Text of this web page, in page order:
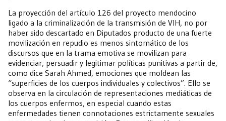
La proyección del artículo 126 del proyecto mendocino
ligado a la criminalización de la transmisión de VIH, no por
haber sido descartado en Diputados producto de una fuerte
movilización en repudio es menos sintomático de los
discursos que en la trama emotiva se movilizan para
evidenciar, persuadir y legitimar políticas punitivas a partir de,
como dice Sarah Ahmed, emociones que moldean las
“superficies de los cuerpos individuales y colectivos”. Ello se
observa en la circulación de representaciones mediáticas de
los cuerpos enfermos, en especial cuando estas
enfermedades tienen connotaciones estrictamente sexuales